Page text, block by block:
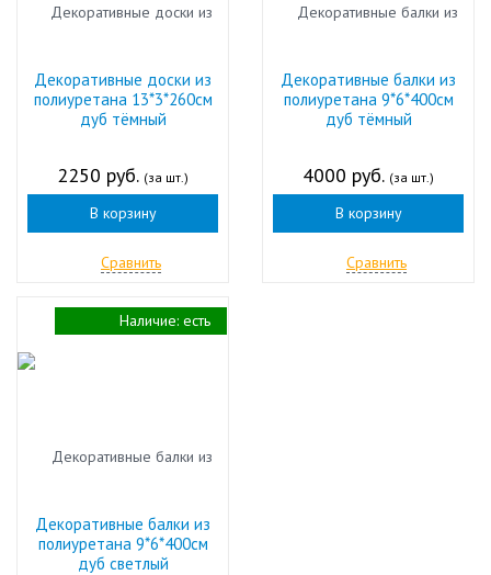
Декоративные доски из
полиуретана 13*3*260см
дуб тёмный
2250 руб. (за шт.)
В корзину
Сравнить
Декоративные балки из
полиуретана 9*6*400см
дуб тёмный
4000 руб. (за шт.)
В корзину
Сравнить
Декоративные балки из
полиуретана 9*6*400см
дуб светлый
Наличие: есть